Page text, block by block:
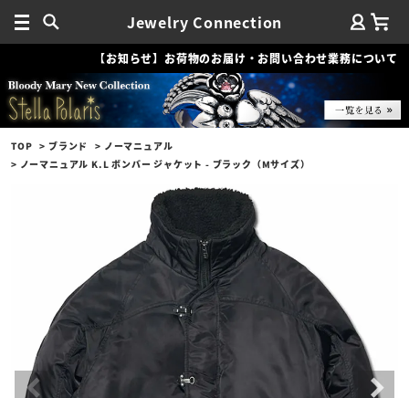
Jewelry Connection
【お知らせ】お荷物のお届け・お問い合わせ業務について
TOP ブランド
ノーマニュアル
ノーマニュアル K.L ボンバー ジャケット - ブラック（Mサイズ）